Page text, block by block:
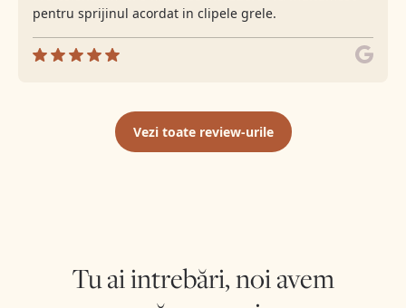
pentru sprijinul acordat in clipele grele.
Vezi toate review-urile
Tu ai intrebări, noi avem